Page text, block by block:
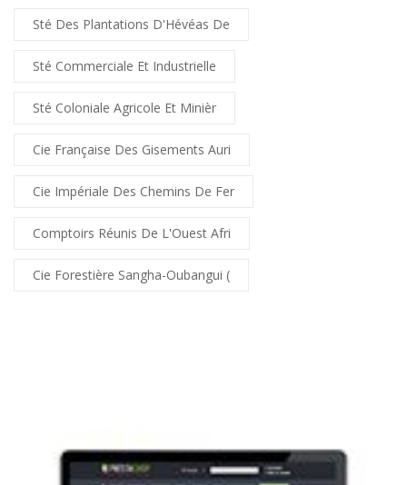
Sté Des Plantations D'Hévéas De
Sté Commerciale Et Industrielle
Sté Coloniale Agricole Et Minièr
Cie Française Des Gisements Auri
Cie Impériale Des Chemins De Fer
Comptoirs Réunis De L'Ouest Afri
Cie Forestière Sangha-Oubangui (